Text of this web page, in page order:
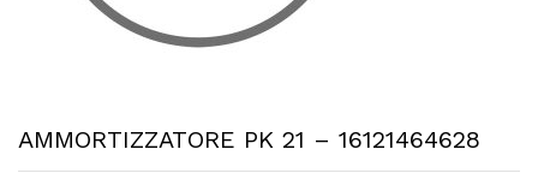
AMMORTIZZATORE PK 21 – 16121464628